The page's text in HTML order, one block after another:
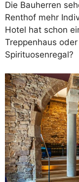
Die Bauherren
Renthof mehr
Hotel hat schon
Treppenhaus
Spirituosenregal?